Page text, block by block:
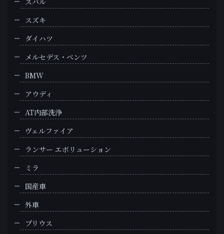
スズキ
ダイハツ
メルセデス・ベンツ
BMW
アウディ
AT内部洗浄
ヴェルファイア
ランサー エボリューション
ミラ
国産車
外車
プリウス